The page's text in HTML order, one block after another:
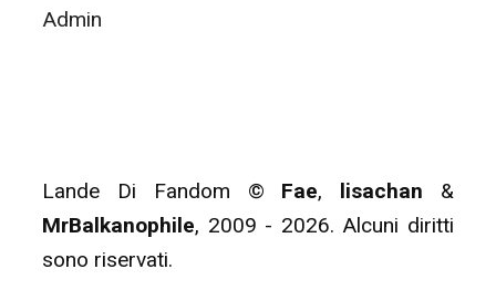
Admin
Lande Di Fandom © Fae, lisachan &
MrBalkanophile, 2009 - 2026. Alcuni diritti
sono riservati.